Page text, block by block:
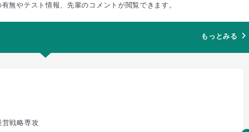
無やテスト情報、先輩のコメントが閲覧できます。
もっとみる
営戦略専攻